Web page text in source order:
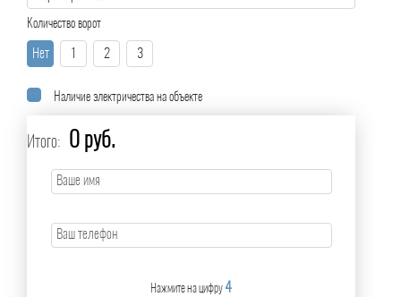
Количество ворот
Нет 2 3
Наличие электричества на объекте
Итого: 0 руб.
Нажмите на цифру 4